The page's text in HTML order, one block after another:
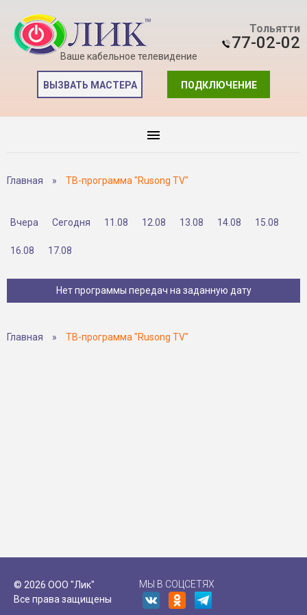
Ваше кабельное телевидение
Тольятти
77-02-02
ПОДКЛЮЧЕНИЕ
ВЫЗВАТЬ МАСТЕРА
Главная » ТВ-программа "Rusong TV"
Вчера Сегодня 11.08 12.08 13.08 14.08 15.08
16.08 17.08
Нет программы передач на заданную дату
Главная » ТВ-программа "Rusong TV"
© 2026 ООО "Лик"
Все права защищены
МЫ В СОЦСЕТЯХ